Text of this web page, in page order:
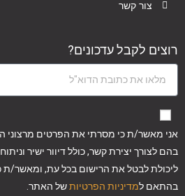
צור קשר
רוצים לקבל עדכונים?
אני מאשר/ת כי מסרתי את הפרטים מרצוני
בהם לצורך יצירת קשר, כולל דיוור ישיר
ליכולת לבטל את הרישום בכל עת, ומאשר/
בהתאם למדיניות הפרטיותשל האתר.